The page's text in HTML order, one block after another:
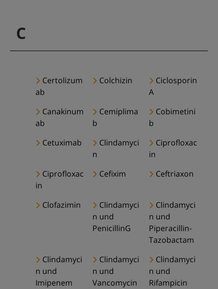
C
Certolizum
ab
Colchizin
Ciclosporin
A
Canakinum
ab
Cemiplima
b
Cobimetini
b
Cetuximab
Clindamyci
n
Ciprofloxac
in
Ciprofloxac
in
Cefixim Ceftriaxon
Clofazimin
Clindamyci
n und
PenicillinG
Clindamyci
n und
Piperacillin-
Tazobactam
Clindamyci
n und
Imipenem
Clindamyci
n und
Vancomycin
Clindamyci
n und
Rifampicin